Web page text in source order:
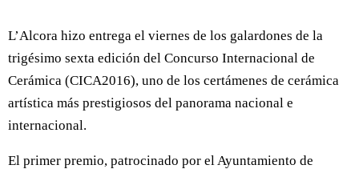
L’Alcora hizo entrega el viernes de los galardones de la
trigésimo sexta edición del Concurso Internacional de
Cerámica (CICA2016), uno de los certámenes de cerámica
artística más prestigiosos del panorama nacional e
internacional.
El primer premio, patrocinado por el Ayuntamiento de